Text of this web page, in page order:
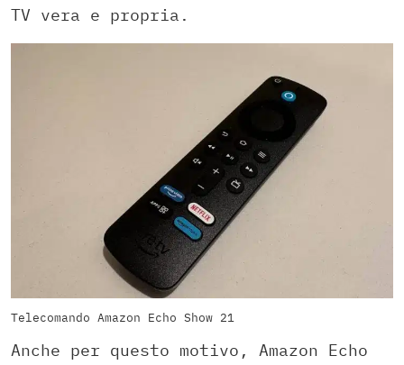
TV vera e propria.
Telecomando Amazon Echo Show 21
Anche per questo motivo, Amazon Echo